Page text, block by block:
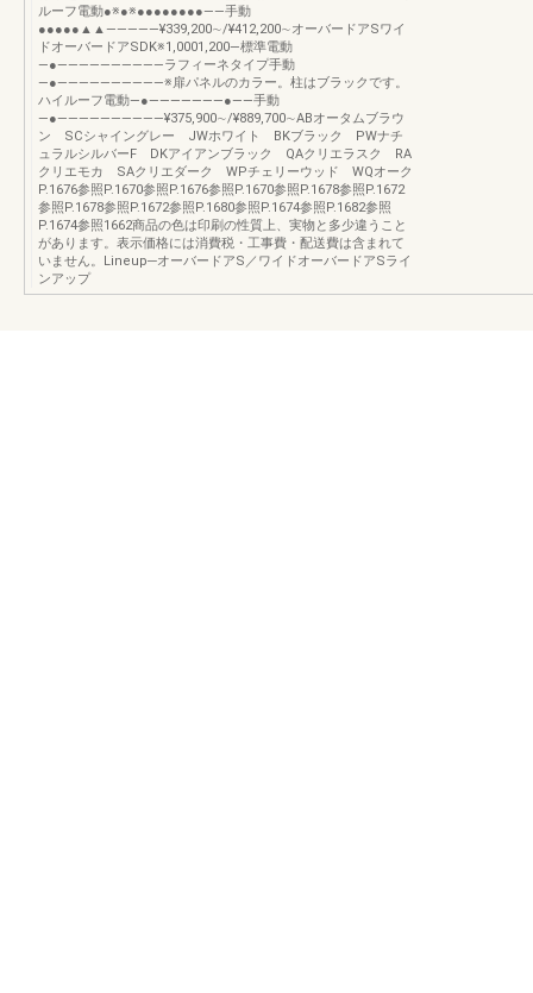
ルーフ電動●※●※●●●●●●●●――手動
●●●●●▲▲―――――¥339,200∼/¥412,200∼オーバードアSワイ
ドオーバードアSDK※1,0001,200―標準電動
―●――――――――――ラフィーネタイプ手動
―●――――――――――※扉パネルのカラー。柱はブラックです。
ハイルーフ電動―●―――――――●――手動
―●――――――――――¥375,900∼/¥889,700∼ABオータムブラウ
ン SCシャイングレー JWホワイト BKブラック PWナチ
ュラルシルバーF DKアイアンブラック QAクリエラスク RA
クリエモカ SAクリエダーク WPチェリーウッド WQオーク
P.1676参照P.1670参照P.1676参照P.1670参照P.1678参照P.1672
参照P.1678参照P.1672参照P.1680参照P.1674参照P.1682参照
P.1674参照1662商品の色は印刷の性質上、実物と多少違うこと
があります。表示価格には消費税・工事費・配送費は含まれて
いません。Lineup─オーバードアS／ワイドオーバードアSライ
ンアップ